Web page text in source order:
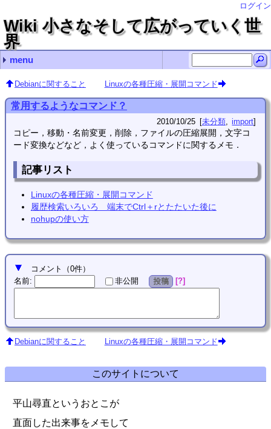
ログイン
Wiki 小さなそして広がっていく世
界
menu
最近の記事
.vimrcの記述例
画面の分割やタブの操作
nohupの使い方
exiftool（CLI付Perlライブラリ）の存在とインストール，
LaTeXで空白記号を出力する
最近のコメント
Debianサーバ構築編 name
bcで指数表示 Hirayama Hirosugu
bcで指数表示 ゴミ情報
usermod ken2kent
adiaryでTeXを使う Hirayama Hirosugu
コンテンツ
Debianに関すること
常用するようなコマンド？
Linuxの各種圧縮・展開コマンド
履歴検索いろいろ 端末でCtrl＋rとたたいた後に
nohupの使い方
管理コマンド
usermod
rsync
analog
crontab
sysv-rc-conf
find
ハードディスクの温度をDebian上で確認する（
cpufreqによるクロック周波数制御
時間制御 cronとat
シェルスクリプト
画像変換
lameでフォルダ内のwavファイルを一括変換する
Wake-on-LANの使い方
manページをPDFファイルに変換するには？
仮想端末を一時的にロックする
Debianのホームディレクトリの名前を日本語から英語に
rootにsuするとファイル名や設定ファイル内の日本語が
.bashrc編集（historyコマンドの保存行数増加とlsコマン
Debianサーバ構築編
adiary
adiaryの導入
adiaryでTeXを使う
adiaryで記事を検索する
画像・各種ファイルのUP
adiaryの画像アップロードについての設定等
Debianのインストール
sshの導入と使い方
apacheのディレクトリ一覧の文字コード指定
Debianデスクトップ構築編
Nautilusの設定
Debian LennyでUSB Audioをデフォルトにする
Debian Lennyでの動画編集
Avidemuxのメモ
Debian LennyでSE-200PCIをデフォルトにする
FirefoxをLennyにインストールする
Debianに自分でインストールしたFirefoxを更新する
プログラミング
GSLの使い方
GSLで簡単プログラミング１
GSLで簡単プログラミング2
totemのプラグインを自作？
Cのコンパイルについて
Borland C++ Compiler 5.5のインストールについて
GlibのWindowsにおけるインストールと…
クロスプラットフォーム
vim置換で改行を使う
文字数カウント
vimの簡単な使い方
vimの設定
vimのキーボードマクロ
置換で使用する正規表現の例
vimで確認しながら置換操作する
ある文字列を囲んでいる記号を別の記号に置換する
Gvimで印刷する
指定した間隔で行頭へ文字列を挿入する
ちょっと前にddで消した行を呼び出す
vimでsyntaxを追加する
vimで折畳みを使う
vimでdiffを使う
vimで行頭に一括で記号を挿入・削除
Windows版GvimでPowerShellを呼び出す．
画面の分割やタブの操作
.vimrcの記述例
GIMP
TeXdvioutのEPS表示設定
dvipdfmx(Debian)のエラー解決
TeX環境の構築
TeXの索引の書式を変更する
hyperrefは読み込ませる順番に気をつけましょう
図のcaptionを再定義する
fancyhdrでヘッダの書式指定
table環境やarray環境で行間を変更する
TeXで図をコード記述位置に強制的に出力する
dviout abort automatic font generation
TeX(LaTeX)のfigure環境で，dpiを考慮した画像幅をポ
scilab
簡単な使い方
数式をラベルに挿入
inkscape
inkscapeで数式
textextの代替
gnuplotのsvg出力でフォントを設定し，inkscapeで編
mplayer
mplayerのプレイリスト
gnuplot
gnuplotを使ってみる（実用編）
bcで指数表示
各種変換
flvファイルから音声抽出
文字コードの変換（nkfを利用して）
mp4ファイルから音声抽出
jpgをepsに変換する
ファイル名の文字コードを変更する convmv
BonTsDemuxをLinux（Debian squeeze）で使う
PNGファイルとJPGファイルをPDFファイルへ変換．
Windows関連
Windows PowerShellでファイル名を一括変更する（
回復パーティションの拡張操作（Windows10 Pro 22H2）
GNU sed をWindowsで使う
robocopyでファイルサーバにバックアップ
花子
OSの再インストール編
Excelのマクロ
Windowsのコマンドプロンプトでファイル検索
キャラ絵でCPU使用率の確認
TvRockの設定（with PT2）
dirコマンドでファイル検索をする
PDFをEPSに一括変換する
MSYSに関するメモ
自転車関連
タグ（あまり機能していません）
Linux (11)
import (112)
TeX (2)
クロスプラットフォーム (2)
vim (3)
未分類 (92)
花子 (2)
(none) (14)
Debianに関すること Linuxの各種圧縮・展開コマンド
常用するようなコマンド？
2010/10/25 未分類 import
コピー，移動・名前変更，削除，ファイルの圧縮展開，文字コ
ード変換などなど，よく使っているコマンドに関するメモ．
記事リスト
Linuxの各種圧縮・展開コマンド
履歴検索いろいろ 端末でCtrl＋rとたたいた後に
nohupの使い方
コメント （0件）
名前: 非公開 投稿 ?
Debianに関すること Linuxの各種圧縮・展開コマンド
このサイトについて
平山尋直というおとこが
直面した出来事をメモして